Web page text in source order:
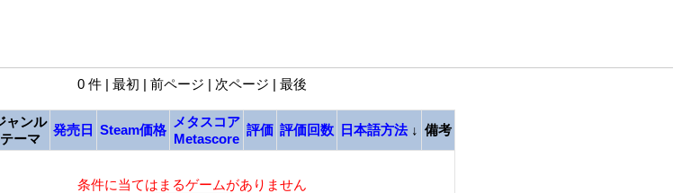
0 件 | 最初 | 前ページ | 次ページ | 最後
ャンル
テーマ
発売日 Steam価格
メタスコア
Metascore
評価 評価回数 日本語方法↓ 備考
条件に当てはまるゲームがありません